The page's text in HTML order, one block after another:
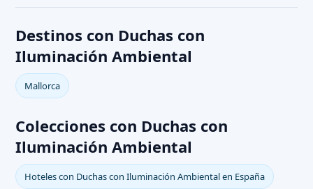
Destinos con Duchas con
Iluminación Ambiental
Mallorca
Colecciones con Duchas con
Iluminación Ambiental
Hoteles con Duchas con Iluminación Ambiental en España